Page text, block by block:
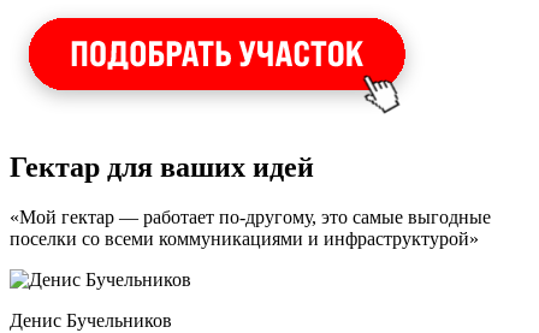
Гектар для ваших идей
«Мой гектар — работает по-другому, это самые выгодные
поселки со всеми коммуникациями и инфраструктурой»
Денис Бучельников